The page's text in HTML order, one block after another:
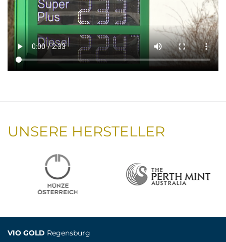
UNSERE HERSTELLER
VIO GOLD Regensburg